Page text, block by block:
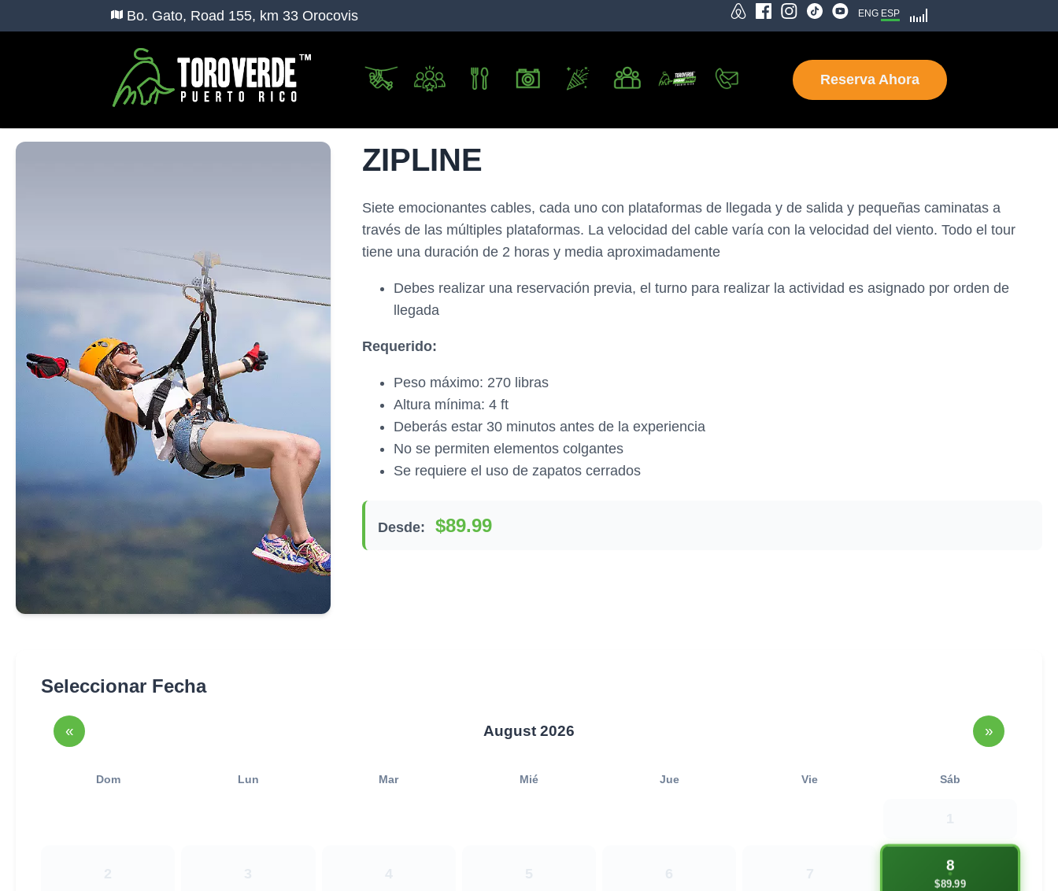
Bo. Gato, Road 155, km 33 Orocovis ENG ESP
Reserva Ahora
ZIPLINE
Siete emocionantes cables, cada uno con plataformas de llegada y de salida y pequeñas caminatas a
través de las múltiples plataformas. La velocidad del cable varía con la velocidad del viento. Todo el tour
tiene una duración de 2 horas y media aproximadamente
Debes realizar una reservación previa, el turno para realizar la actividad es asignado por orden de
llegada
Requerido:
Peso máximo: 270 libras
Altura mínima: 4 ft
Deberás estar 30 minutos antes de la experiencia
No se permiten elementos colgantes
Se requiere el uso de zapatos cerrados
Desde: $89.99
Seleccionar Fecha
« August 2026 »
Dom Lun Mar Mié Jue Vie Sáb
8
$89.99